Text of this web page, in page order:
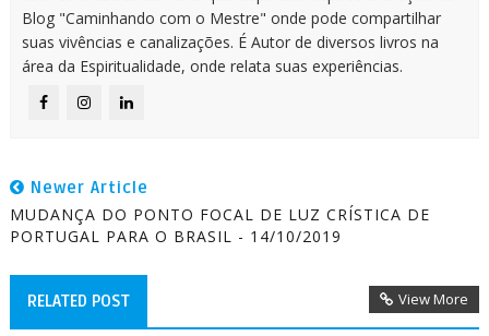
Blog "Caminhando com o Mestre" onde pode compartilhar
suas vivências e canalizações. É Autor de diversos livros na
área da Espiritualidade, onde relata suas experiências.
Newer Article
MUDANÇA DO PONTO FOCAL DE LUZ CRÍSTICA DE
PORTUGAL PARA O BRASIL - 14/10/2019
RELATED POST View More